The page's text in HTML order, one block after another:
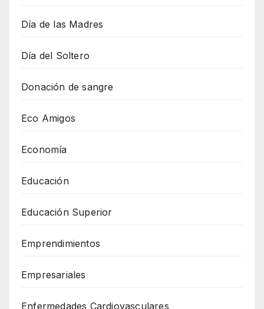
Día de las Madres
Día del Soltero
Donación de sangre
Eco Amigos
Economía
Educación
Educación Superior
Emprendimientos
Empresariales
Enfermedades Cardiovasculares